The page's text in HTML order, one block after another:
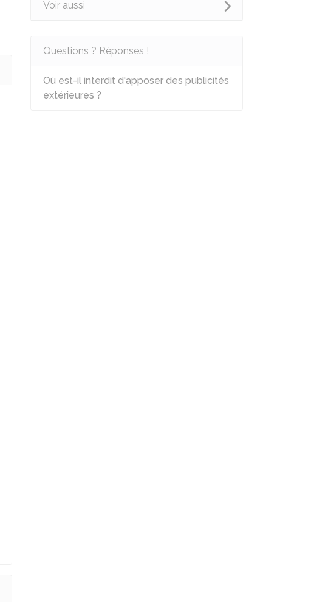
Voir aussi
Questions ? Réponses !
Où est-il interdit d'apposer des publicités
extérieures ?